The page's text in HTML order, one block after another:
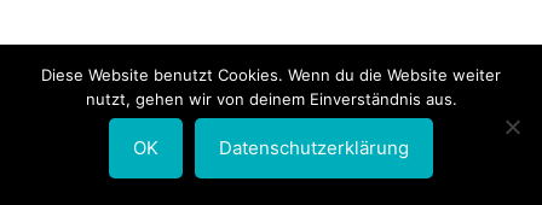
Diese Website benutzt Cookies. Wenn du die Website weiter
nutzt, gehen wir von deinem Einverständnis aus.
OK Datenschutzerklärung